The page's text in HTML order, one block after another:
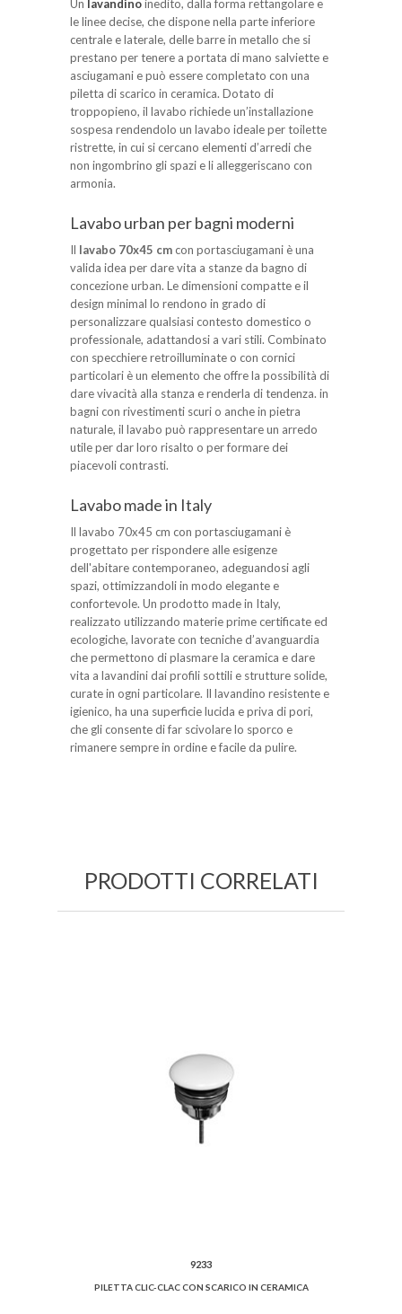
Un lavandinoinedito, dalla forma rettangolare e
le linee decise, che dispone nella parte inferiore
centrale e laterale, delle barre in metallo che si
prestano per tenere a portata di mano salviette e
asciugamani e può essere completato con una
piletta di scarico in ceramica. Dotato di
troppopieno, il lavabo richiede un’installazione
sospesa rendendolo un lavabo ideale per toilette
ristrette, in cui si cercano elementi d’arredi che
non ingombrino gli spazi e li alleggeriscano con
armonia.
Lavabo urban per bagni moderni
Il lavabo 70x45 cmcon portasciugamani è una
valida idea per dare vita a stanze da bagno di
concezione urban. Le dimensioni compatte e il
design minimal lo rendono in grado di
personalizzare qualsiasi contesto domestico o
professionale, adattandosi a vari stili. Combinato
con specchiere retroilluminate o con cornici
particolari è un elemento che offre la possibilità di
dare vivacità alla stanza e renderla di tendenza. in
bagni con rivestimenti scuri o anche in pietra
naturale, il lavabo può rappresentare un arredo
utile per dar loro risalto o per formare dei
piacevoli contrasti.
Lavabo made in Italy
Il lavabo 70x45 cm con portasciugamani è
progettato per rispondere alle esigenze
dell'abitare contemporaneo, adeguandosi agli
spazi, ottimizzandoli in modo elegante e
confortevole. Un prodotto made in Italy,
realizzato utilizzando materie prime certificate ed
ecologiche, lavorate con tecniche d’avanguardia
che permettono di plasmare la ceramica e dare
vita a lavandini dai profili sottili e strutture solide,
curate in ogni particolare. Il lavandino resistente e
igienico, ha una superficie lucida e priva di pori,
che gli consente di far scivolare lo sporco e
rimanere sempre in ordine e facile da pulire.
PRODOTTI CORRELATI
9233
PILETTA CLIC-CLAC CON SCARICO IN CERAMICA